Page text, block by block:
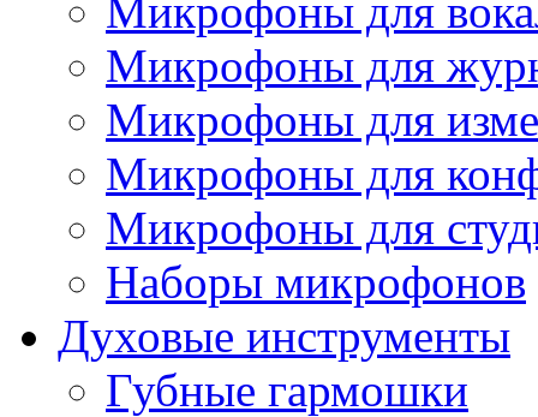
Микрофоны для
Микрофоны для
Микрофоны для
Микрофоны для
Микрофоны для
Наборы микрофонов
Духовые инструменты
Губные гармошки